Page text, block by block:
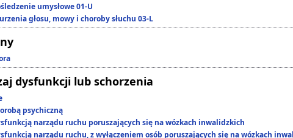
umysłowe 01-U
głosu, mowy i choroby słuchu 03-L
dysfunkcji lub schorzenia
psychiczną
narządu ruchu poruszających się na wózkach inwalidzkich
narządu ruchu, z wyłączeniem osób poruszających się na wózkach